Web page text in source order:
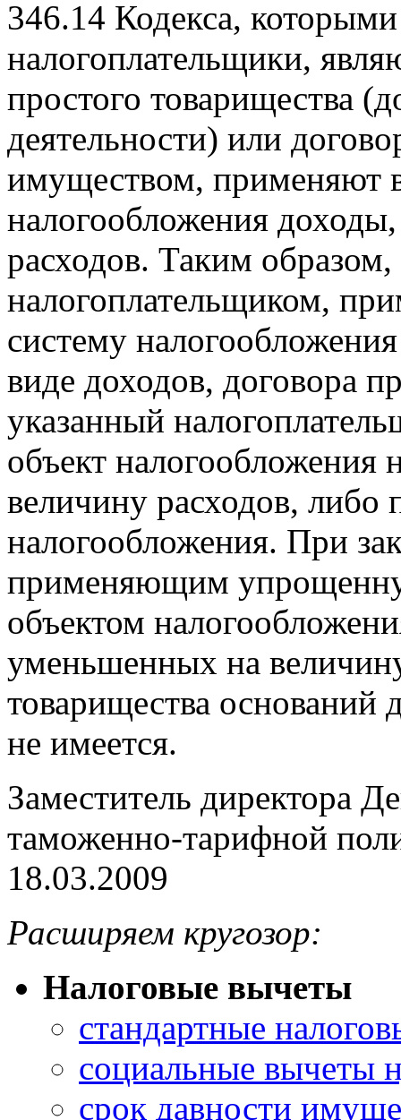
346.14 Кодекса, которыми
налогоплательщики,
простого товарищества
деятельности) или
имуществом, применяют в
налогообложения
расходов. Таким
налогоплательщиком,
систему
виде доходов, договора
указанный
объект
величину расходов,
налогообложения. При
применяющим
объектом
уменьшенных на
товарищества
не имеется.
Заместитель директора
таможенно-тарифной
18.03.2009
Расширяем кругозор:
Налоговые вычеты
стандартные
социальные вычеты
срок давности